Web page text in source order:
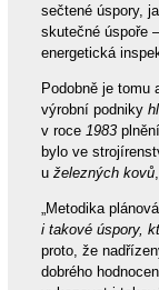
sečtené úspory,
skutečné úspoře
energetická
Podobně je tomu
výrobní podniky
v roce 1983
bylo ve
u železných kovů
„Metodika
i takové úspory,
proto, že
dobrého